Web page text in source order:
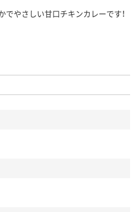
やさしい甘口チキンカレーです！